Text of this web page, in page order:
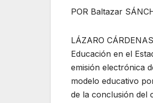
POR Baltazar
LÁZARO
Educación en el
emisión electrónica
modelo educativo
de la conclusión del